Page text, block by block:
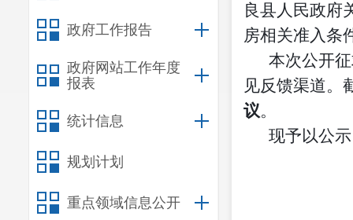
政府工作报告
政府网站工作年度
报表
统计信息
规划计划
重点领域信息公开
良县人民政府
房相关准入条
本次公开
见反馈渠道。
议。
现予以公